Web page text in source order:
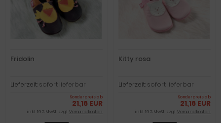
Fridolin
Lieferzeit: sofort lieferbar
Sonderpreis ab
21,16 EUR
inkl. 19 % MwSt. zzgl.Versandkosten
Kitty rosa
Lieferzeit: sofort lieferbar
Sonderpreis ab
21,16 EUR
inkl. 19 % MwSt. zzgl.Versandkosten